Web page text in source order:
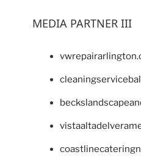
MEDIA PARTNER III